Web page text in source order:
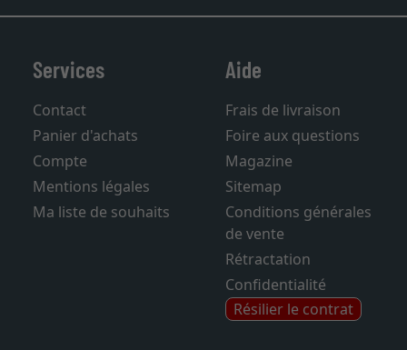
Services
Contact
Panier d'achats
Compte
Mentions légales
Ma liste de souhaits
Aide
Frais de livraison
Foire aux questions
Magazine
Sitemap
Conditions générales
de vente
Rétractation
Confidentialité
Résilier le contrat